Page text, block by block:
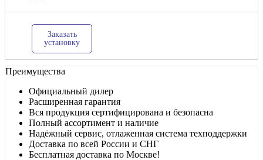
Заказать
установку
Преимущества
Официальный дилер
Расширенная гарантия
Вся продукция сертифицирована и безопасна
Полный ассортимент и наличие
Надёжный сервис, отлаженная система техподдержки
Доставка по всей России и СНГ
Бесплатная доставка по Москве!